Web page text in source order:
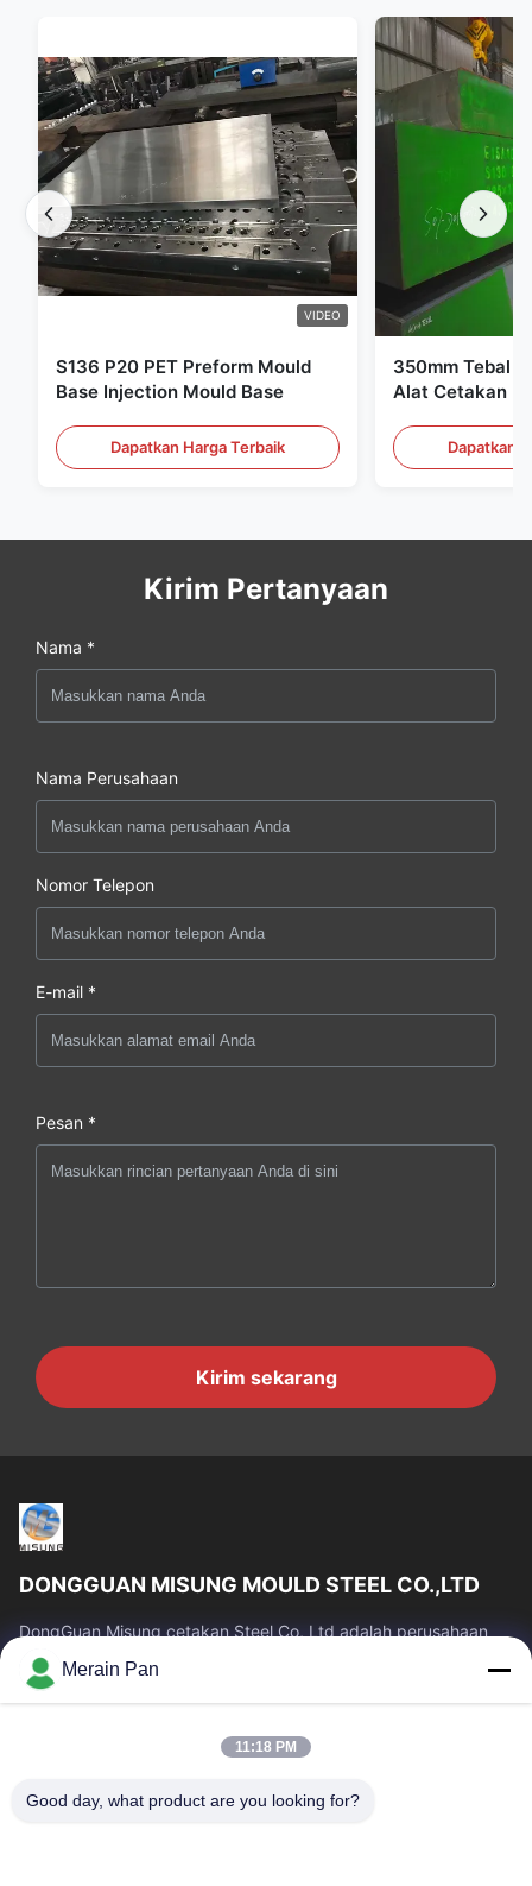
VIDEO
S136 P20 PET Preform Mould
Base Injection Mould Base
Dapatkan Harga Terbaik
350mm Tebal
Alat Cetakan
Dapatkan
Kirim Pertanyaan
Nama *
Nama Perusahaan
Nomor Telepon
E-mail *
Pesan *
Kirim sekarang
DONGGUAN MISUNG MOULD STEEL CO.,LTD
DongGuan Misung cetakan Steel Co, Ltd adalah perusahaan
terkemuka pasokan baja mati plastik, baja kerja panas, baja
kerja dingin, baja struktural...
Tautan Cepat
Produk
Tampilan VR
Tentang Kami
Merain Pan
11:18 PM
Good day, what product are you looking for?